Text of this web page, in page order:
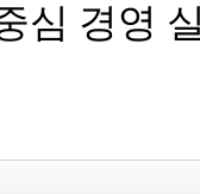
심 경영